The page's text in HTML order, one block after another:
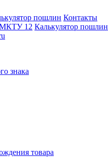
пошлин Контакты
12 Калькулятор пошлин
знака
товара